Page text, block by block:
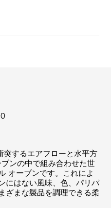
するエアフローと水平方
ンの中で組み合わせた世
オーブンです。これによ
にはない風味、色、パリパ
ざまな製品を調理できる柔